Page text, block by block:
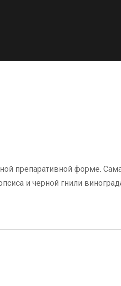
₾
₾
препаративной форме.
и черной гнили